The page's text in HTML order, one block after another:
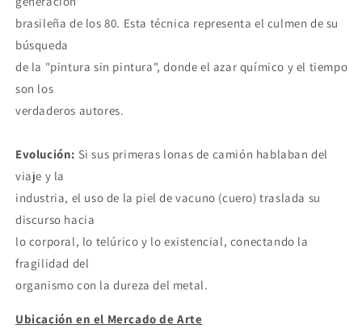
brasileña de los 80. Esta técnica representa el culmen de su
búsqueda
de la "pintura sin pintura", donde el azar químico y el tiempo
son los
verdaderos autores.
Evolución: Si sus primeras lonas de camión hablaban del
viaje y la
industria, el uso de la piel de vacuno (cuero) traslada su
discurso hacia
lo corporal, lo telúrico y lo existencial, conectando la
fragilidad del
organismo con la dureza del metal.
Ubicación en el Mercado de Arte